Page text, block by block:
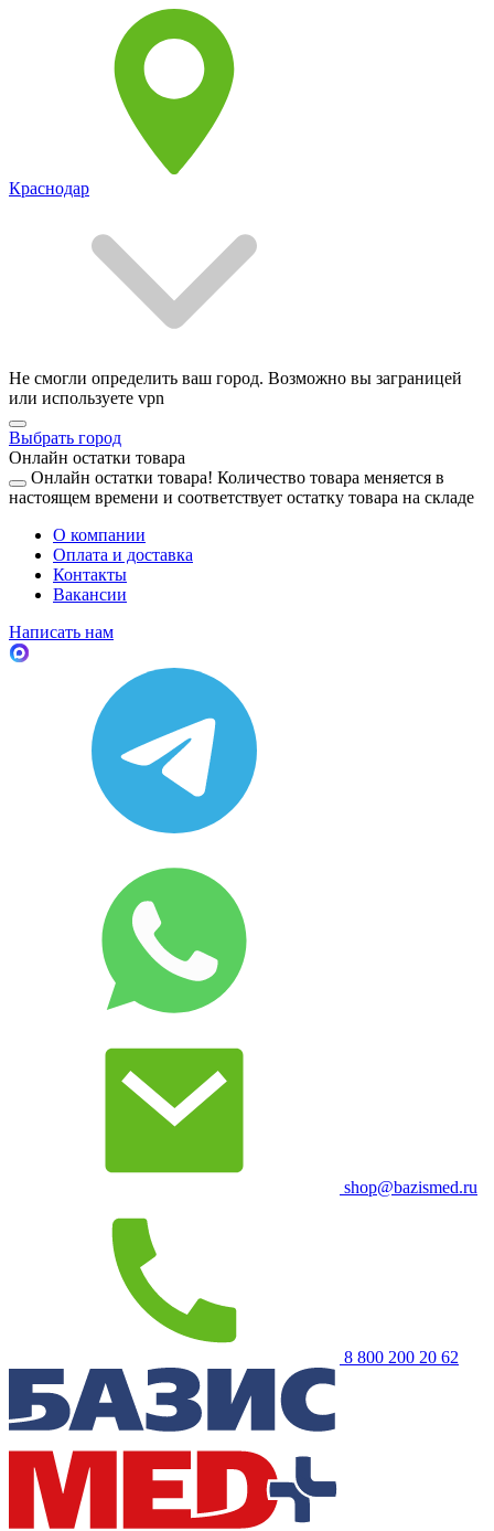
Краснодар
Не смогли определить ваш город. Возможно вы заграницей
или используете vpn
Выбрать город
Онлайн остатки товара
Онлайн остатки товара! Количество товара меняется в
настоящем времени и соответствует остатку товара на складе
О компании
Оплата и доставка
Контакты
Вакансии
Написать нам
shop@bazismed.ru
8 800 200 20 62